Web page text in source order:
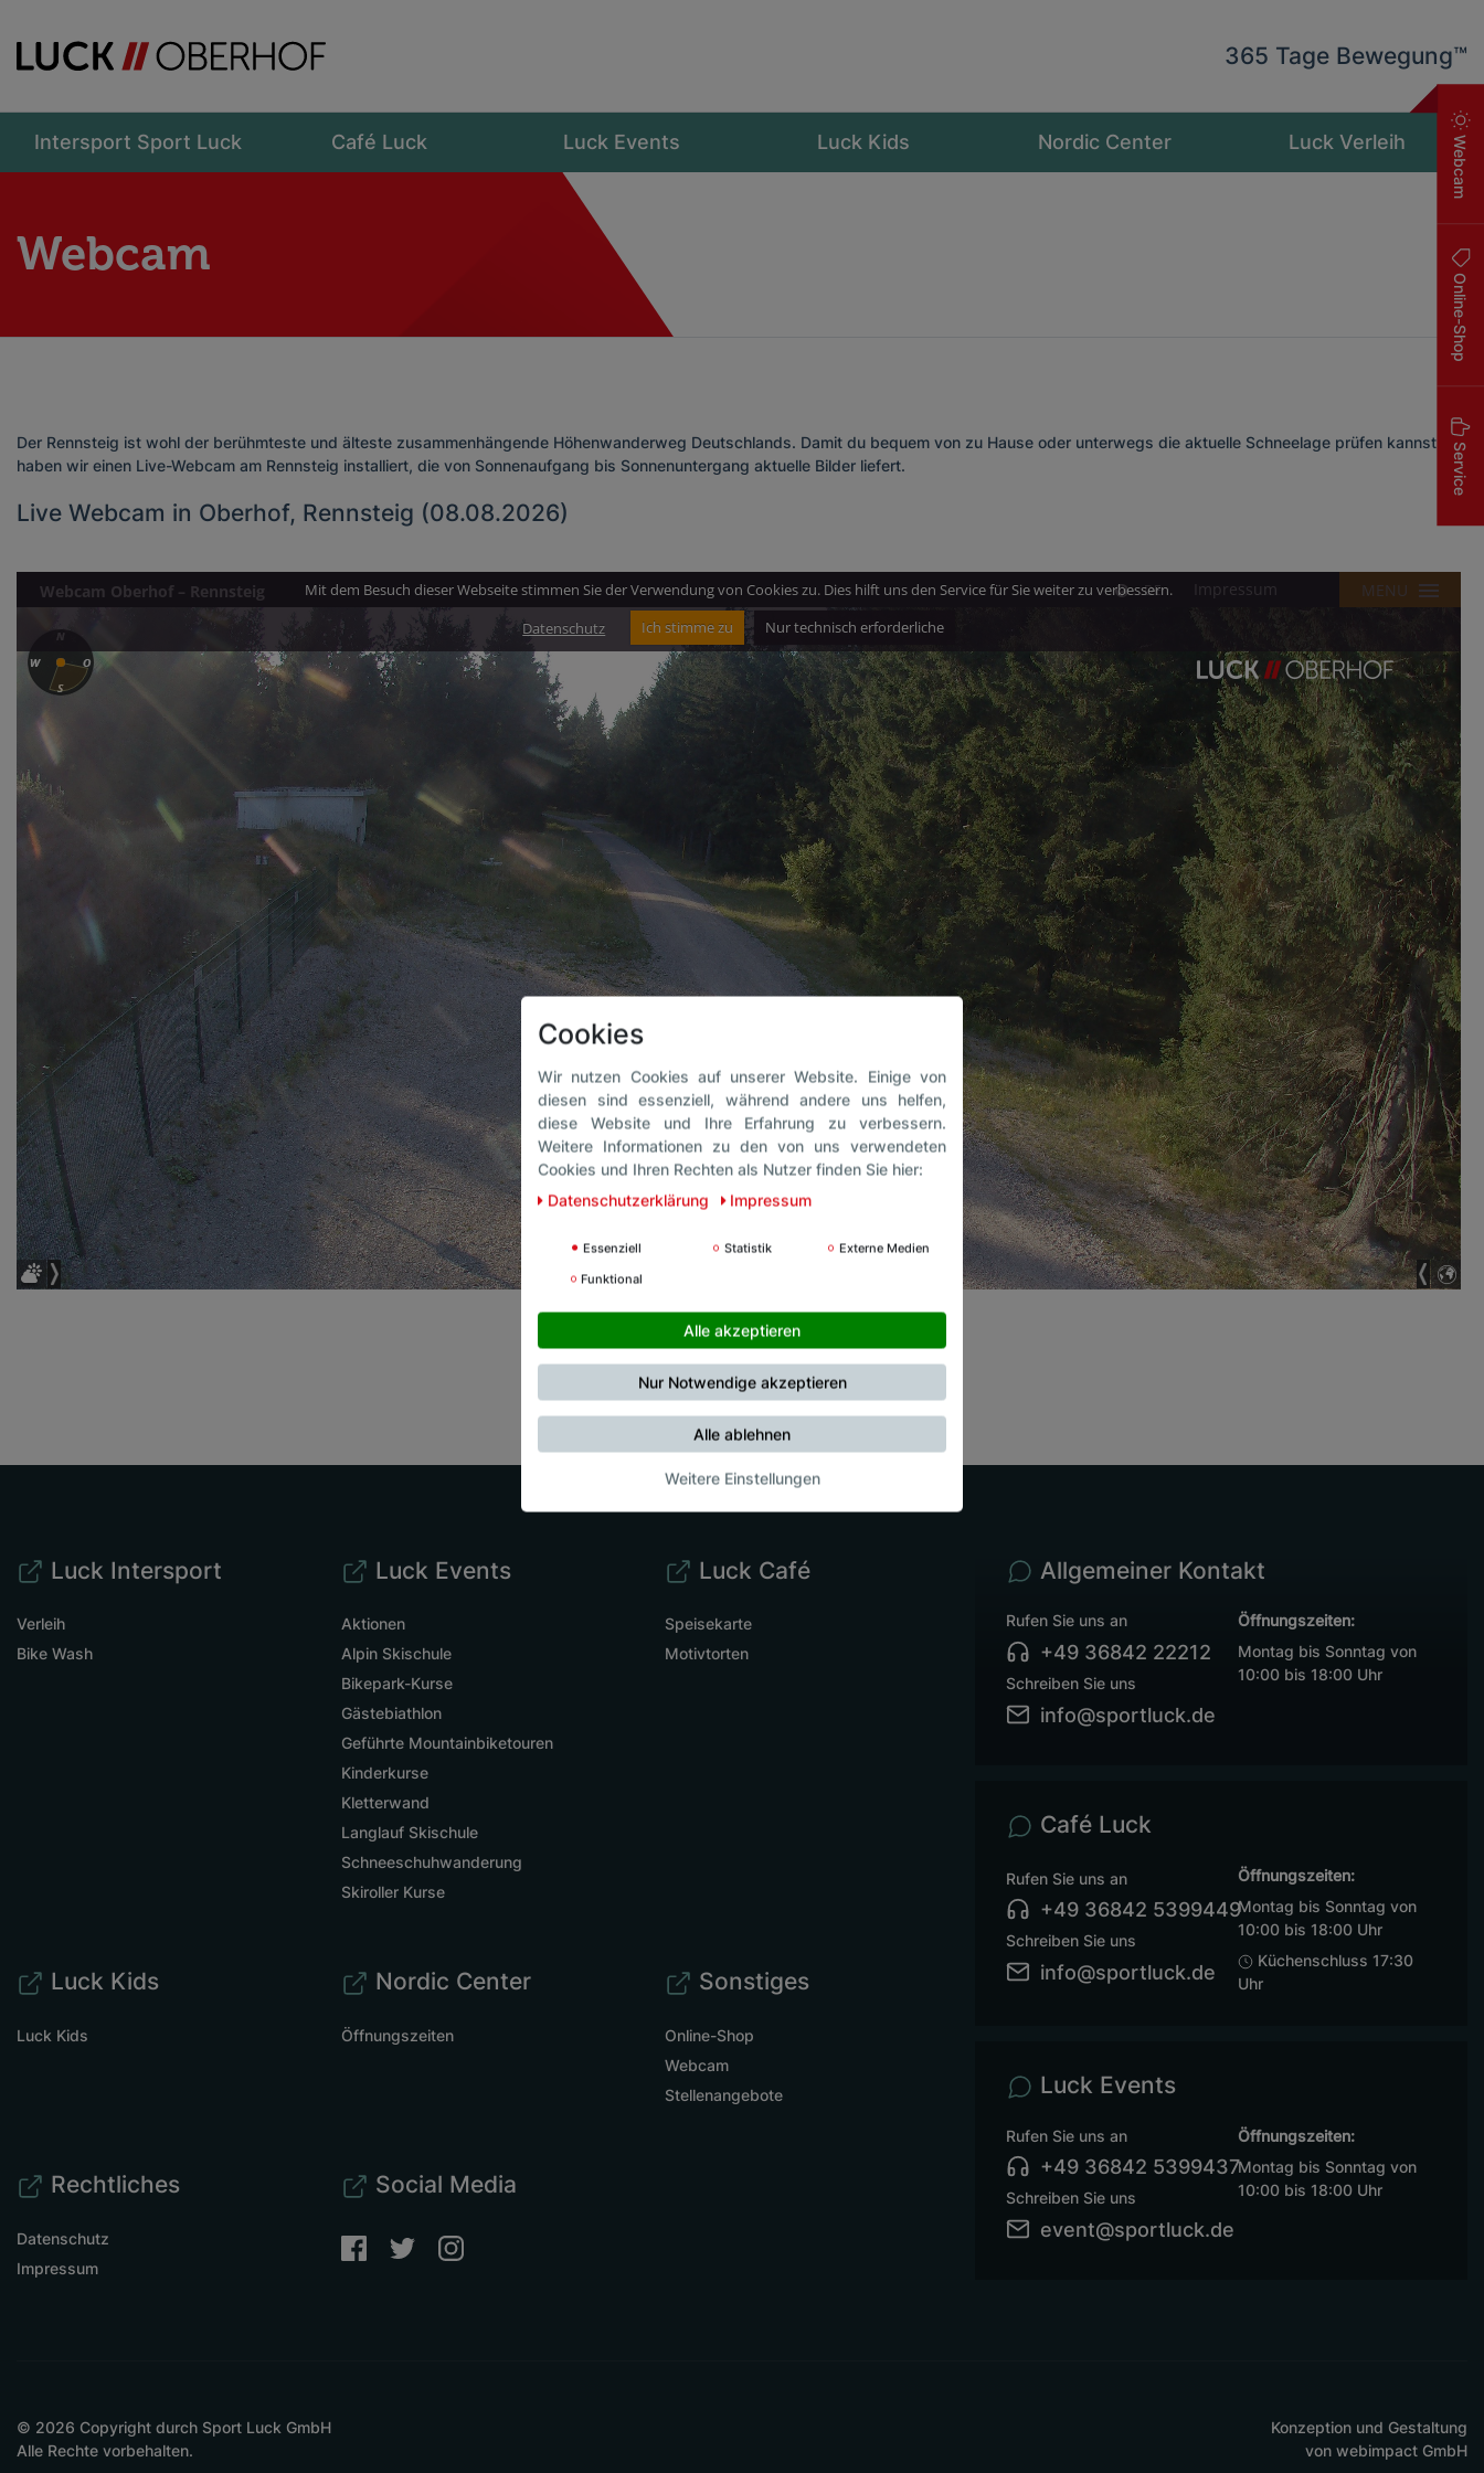
365 Tage Bewegung™
Intersport Sport Luck Café Luck Luck Events Luck Kids Nordic Center Luck Verleih
Webcam
Der Rennsteig ist wohl der berühmteste und älteste zusammenhängende Höhenwanderweg Deutschlands. Damit du bequem von zu Hause oder unterwegs die aktuelle Schneelage prüfen kannst,
haben wir einen Live-Webcam am Rennsteig installiert, die von Sonnenaufgang bis Sonnenuntergang aktuelle Bilder liefert.
Live Webcam in Oberhof, Rennsteig (08.08.2026)
Webcam
Online-Shop
Service
Luck Intersport
Verleih
Bike Wash
Luck Events
Aktionen
Alpin Skischule
Bikepark-Kurse
Gästebiathlon
Geführte Mountainbiketouren
Kinderkurse
Kletterwand
Langlauf Skischule
Schneeschuhwanderung
Skiroller Kurse
Luck Café
Speisekarte
Motivtorten
Luck Kids
Luck Kids
Nordic Center
Öffnungszeiten
Sonstiges
Online-Shop
Webcam
Stellenangebote
Rechtliches
Datenschutz
Impressum
Social Media
Allgemeiner Kontakt
Rufen Sie uns an
+49 36842 22212
Schreiben Sie uns
info@sportluck.de
Öffnungszeiten:
Montag bis Sonntag von
10:00 bis 18:00 Uhr
Café Luck
Rufen Sie uns an
+49 36842 5399449
Schreiben Sie uns
info@sportluck.de
Öffnungszeiten:
Montag bis Sonntag von
10:00 bis 18:00 Uhr
Küchenschluss 17:30
Uhr
Luck Events
Rufen Sie uns an
+49 36842 5399437
Schreiben Sie uns
event@sportluck.de
Öffnungszeiten:
Montag bis Sonntag von
10:00 bis 18:00 Uhr
© 2026 Copyright durch Sport Luck GmbH
Alle Rechte vorbehalten.
Konzeption und Gestaltung
von webimpact GmbH
Cookies
Wir nutzen Cookies auf unserer Website. Einige von
diesen sind essenziell, während andere uns helfen,
diese Website und Ihre Erfahrung zu verbessern.
Weitere Informationen zu den von uns verwendeten
Cookies und Ihren Rechten als Nutzer finden Sie hier:
Daten­schutz­erklärung
Impressum
Essenziell Statistik
Externe Medien
Funktional
Alle akzeptieren
Nur Notwendige akzeptieren
Alle ablehnen
Weitere Einstellungen